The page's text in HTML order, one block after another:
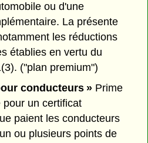
ou d'une
La présente
les réductions
établies en vertu du
("plan premium")
conducteurs »Prime
pour un certificat
paient les conducteurs
ou plusieurs points de